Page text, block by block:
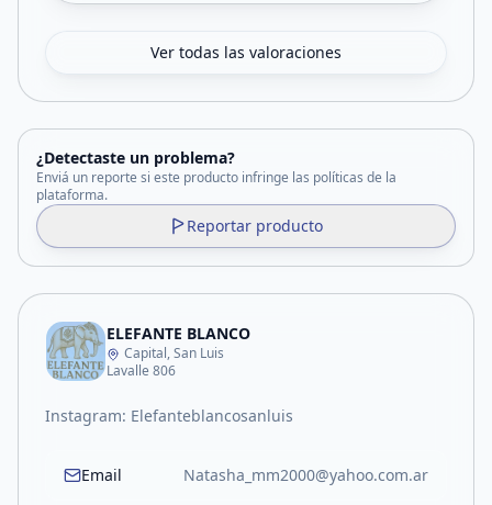
Ver todas las valoraciones
¿Detectaste un problema?
Enviá un reporte si este producto infringe las políticas de la
plataforma.
Reportar producto
ELEFANTE BLANCO
Capital, San Luis
Lavalle 806
Instagram: Elefanteblancosanluis
Email Natasha_mm2000@yahoo.com.ar